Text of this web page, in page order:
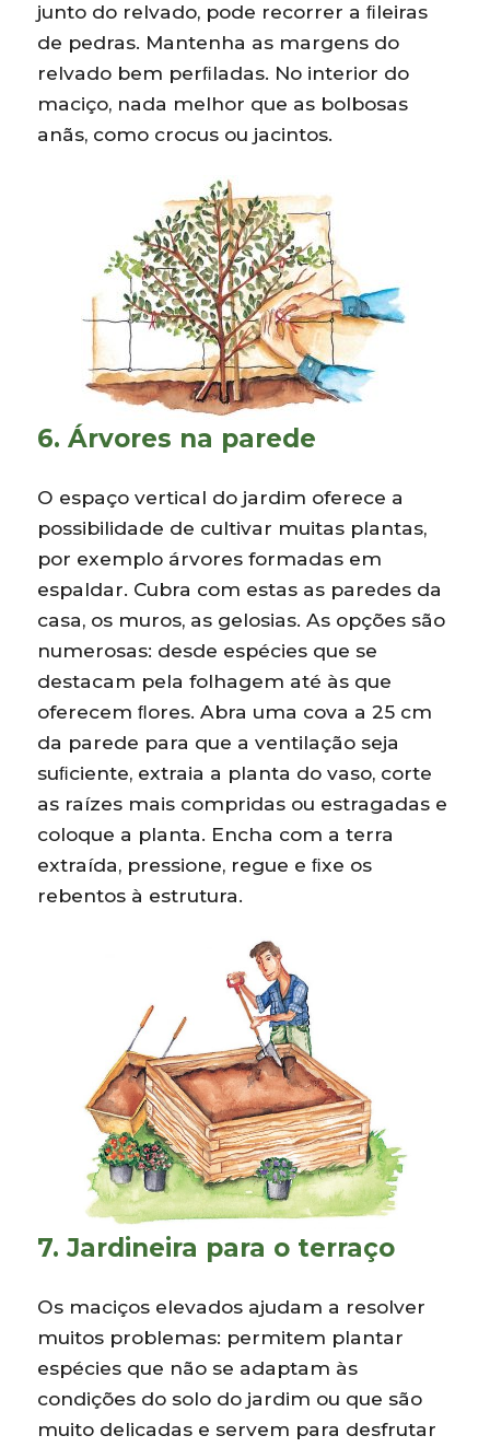
junto do relvado, pode recorrer a ﬁleiras
de pedras. Mantenha as margens do
relvado bem perﬁladas. No interior do
maciço, nada melhor que as bolbosas
anãs, como crocus ou jacintos.
6. Árvores na parede
O espaço vertical do jardim oferece a
possibilidade de cultivar muitas plantas,
por exemplo árvores formadas em
espaldar. Cubra com estas as paredes da
casa, os muros, as gelosias. As opções são
numerosas: desde espécies que se
destacam pela folhagem até às que
oferecem ﬂores. Abra uma cova a 25 cm
da parede para que a ventilação seja
suﬁciente, extraia a planta do vaso, corte
as raízes mais compridas ou estragadas e
coloque a planta. Encha com a terra
extraída, pressione, regue e ﬁxe os
rebentos à estrutura.
7. Jardineira para o terraço
Os maciços elevados ajudam a resolver
muitos problemas: permitem plantar
espécies que não se adaptam às
condições do solo do jardim ou que são
muito delicadas e servem para desfrutar